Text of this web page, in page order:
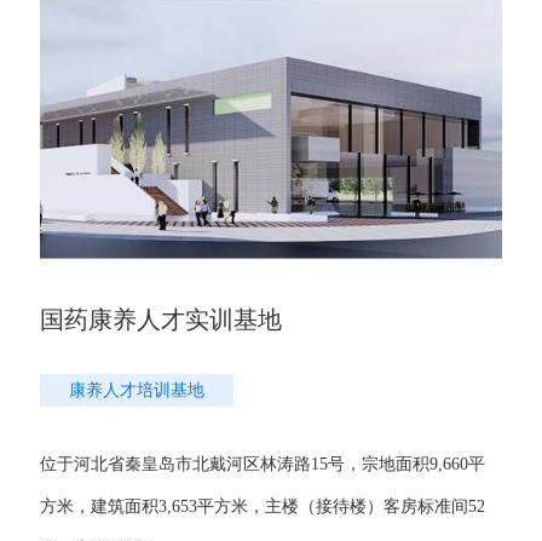
国药康养人才实训基地
康养人才培训基地
位于河北省秦皇岛市北戴河区林涛路15号，宗地面积9,660平
方米，建筑面积3,653平方米，主楼（接待楼）客房标准间52